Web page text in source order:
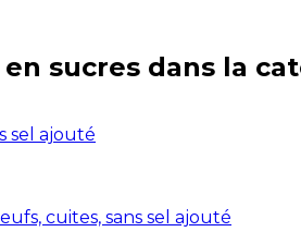
sucres dans la
sel ajouté
cuites, sans sel ajouté